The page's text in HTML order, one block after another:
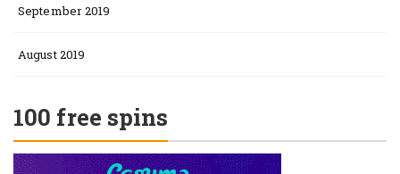
September 2019
August 2019
100 free spins